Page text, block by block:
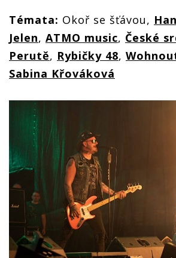
Témata: Okoř se šťávou,
Jelen, ATMO music, České
Perutě, Rybičky 48,
Sabina Křováková